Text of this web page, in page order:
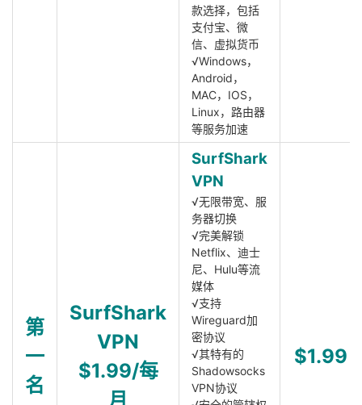
款选择，包括
支付宝、微
信、虚拟货币
√Windows，
Android，
MAC，IOS，
Linux，路由器
等服务加速
第
一
名
SurfShark
VPN
$1.99/每
月
SurfShark
VPN
√无限带宽、服
务器切换
√完美解锁
Netflix、迪士
尼、Hulu等流
媒体
√支持
Wireguard加
密协议
√其特有的
Shadowsocks
VPN协议
$1.99